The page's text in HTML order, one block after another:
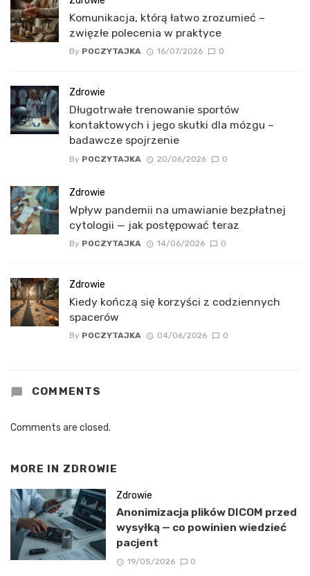
Komunikacja, którą łatwo zrozumieć –
zwięzłe polecenia w praktyce
By POCZYTAJKA 16/07/2026 0
Zdrowie
Długotrwałe trenowanie sportów
kontaktowych i jego skutki dla mózgu –
badawcze spojrzenie
By POCZYTAJKA 20/06/2026 0
Zdrowie
Wpływ pandemii na umawianie bezpłatnej
cytologii — jak postępować teraz
By POCZYTAJKA 14/06/2026 0
Zdrowie
Kiedy kończą się korzyści z codziennych
spacerów
By POCZYTAJKA 04/06/2026 0
COMMENTS
Comments are closed.
MORE IN ZDROWIE
Zdrowie
Anonimizacja plików DICOM przed
wysyłką — co powinien wiedzieć
pacjent
19/05/2026 0